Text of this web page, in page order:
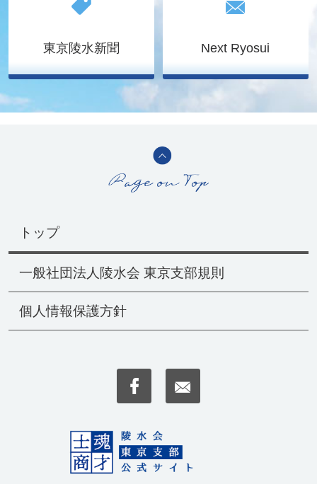
東京陵水新聞 Next Ryosui
トップ
一般社団法人陵水会 東京支部規則
個人情報保護方針